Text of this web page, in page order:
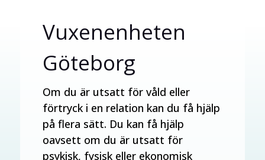
Vuxenenheten
Göteborg
Om du är utsatt för våld eller
förtryck i en relation kan du få hjälp
på flera sätt. Du kan få hjälp
oavsett om du är utsatt för
psykisk, fysisk eller ekonomisk